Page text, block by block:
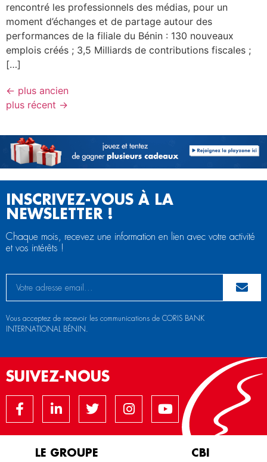
rencontré les professionnels des médias, pour un
moment d’échanges et de partage autour des
performances de la filiale du Bénin : 130 nouveaux
emplois créés ; 3,5 Milliards de contributions fiscales ;
[…]
← plus ancien
plus récent →
INSCRIVEZ-VOUS À LA
NEWSLETTER !
Chaque mois, recevez une information en lien avec votre activité
et vos intérêts !
Vous acceptez de recevoir les communications de CORIS BANK
INTERNATIONAL BÉNIN.
SUIVEZ-NOUS
LE GROUPE CBI